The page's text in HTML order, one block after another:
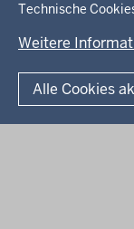
Technische
Weitere
Alle Cookies
Beratung EUTB®
Ombudsstelle
Anfahrt
Newsletter
© 2026 Beauftragte
Patientinnen und